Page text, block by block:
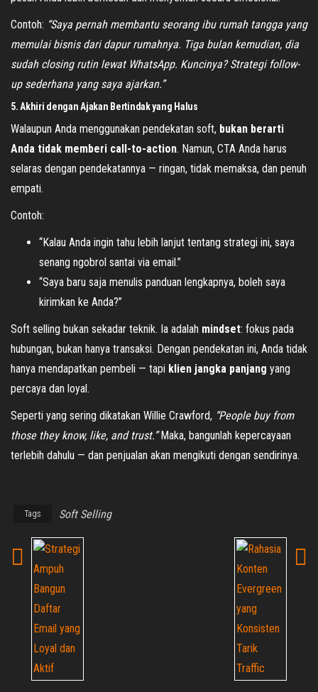
Contoh: “Saya pernah membantu seorang ibu rumah tangga yang
memulai bisnis dari dapur rumahnya. Tiga bulan kemudian, dia
sudah closing rutin lewat WhatsApp. Kuncinya? Strategi follow-
up sederhana yang saya ajarkan.”
5. Akhiri dengan Ajakan Bertindak yang Halus
Walaupun Anda menggunakan pendekatan soft, bukan berarti
Anda tidak memberi call-to-action. Namun, CTA Anda harus
selaras dengan pendekatannya — ringan, tidak memaksa, dan penuh
empati.
Contoh:
“Kalau Anda ingin tahu lebih lanjut tentang strategi ini, saya
senang ngobrol santai via email.”
“Saya baru saja menulis panduan lengkapnya, boleh saya
kirimkan ke Anda?”
Soft selling bukan sekadar teknik. Ia adalah mindset: fokus pada
hubungan, bukan hanya transaksi. Dengan pendekatan ini, Anda tidak
hanya mendapatkan pembeli — tapi klien jangka panjang yang
percaya dan loyal.
Seperti yang sering dikatakan Willie Crawford, “People buy from
those they know, like, and trust.”Maka, bangunlah kepercayaan
terlebih dahulu — dan penjualan akan mengikuti dengan sendirinya.
Tags Soft Selling